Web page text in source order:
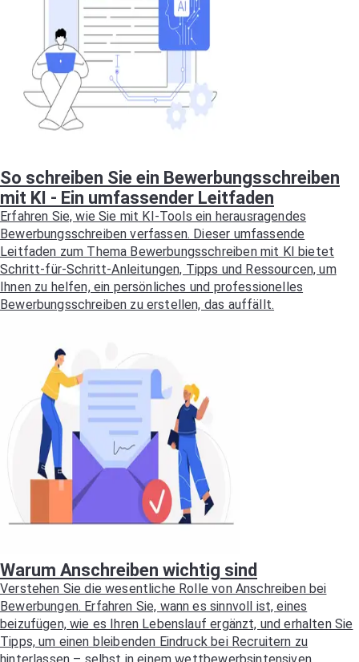
So schreiben Sie ein Bewerbungsschreiben
mit KI - Ein umfassender Leitfaden
Erfahren Sie, wie Sie mit KI-Tools ein herausragendes
Bewerbungsschreiben verfassen. Dieser umfassende
Leitfaden zum Thema Bewerbungsschreiben mit KI bietet
Schritt-für-Schritt-Anleitungen, Tipps und Ressourcen, um
Ihnen zu helfen, ein persönliches und professionelles
Bewerbungsschreiben zu erstellen, das auffällt.
Warum Anschreiben wichtig sind
Verstehen Sie die wesentliche Rolle von Anschreiben bei
Bewerbungen. Erfahren Sie, wann es sinnvoll ist, eines
beizufügen, wie es Ihren Lebenslauf ergänzt, und erhalten Sie
Tipps, um einen bleibenden Eindruck bei Recruitern zu